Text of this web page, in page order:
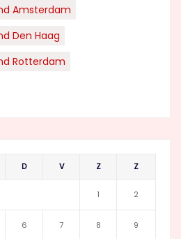
Amsterdam
Den Haag
Rotterdam
D V Z Z
1 2
6 7 8 9